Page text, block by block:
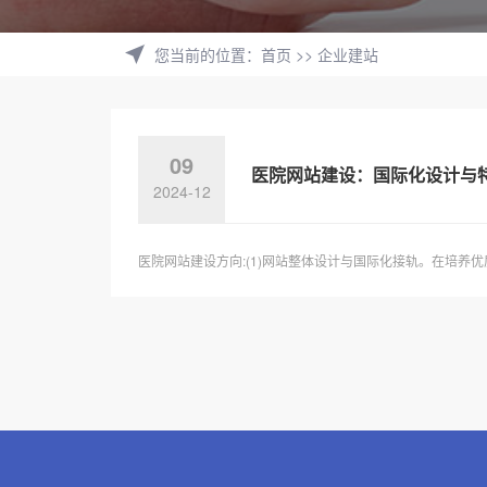
您当前的位置： 首页 >> 企业建站
09
2024-12
医院网站建设：国际化设计
医院网站建设方向:(1)网站整体设计与国际化接轨。在培养